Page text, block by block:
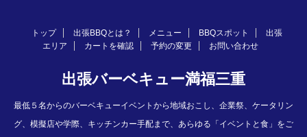
トップ 出張BBQとは？ メニュー BBQスポット
出張
エリア
カートを確認 予約の変更 お問い合わせ
出張バーベキュー満福三重
最低５名からのバーベキューイベントから地域おこし、企業祭、ケータリン
グ、模擬店や学際、キッチンカー手配まで、あらゆる「イベントと食」をご